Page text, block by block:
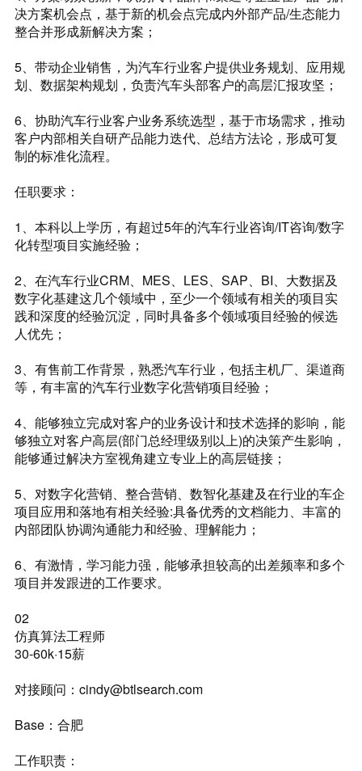
决方案机会点，基于新的机会点完成内外部产品/生态能力
整合并形成新解决方案；
5、带动企业销售，为汽车行业客户提供业务规划、应用规
划、数据架构规划，负责汽车头部客户的高层汇报攻坚；
6、协助汽车行业客户业务系统选型，基于市场需求，推动
客户内部相关自研产品能力迭代、总结方法论，形成可复
制的标准化流程。
任职要求：
1、本科以上学历，有超过5年的汽车行业咨询/IT咨询/数字
化转型项目实施经验；
2、在汽车行业CRM、MES、LES、SAP、BI、大数据及
数字化基建这几个领域中，至少一个领域有相关的项目实
践和深度的经验沉淀，同时具备多个领域项目经验的候选
人优先；
3、有售前工作背景，熟悉汽车行业，包括主机厂、渠道商
等，有丰富的汽车行业数字化营销项目经验；
4、能够独立完成对客户的业务设计和技术选择的影响，能
够独立对客户高层(部门总经理级别以上)的决策产生影响，
能够通过解决方室视角建立专业上的高层链接；
5、对数字化营销、整合营销、数智化基建及在行业的车企
项目应用和落地有相关经验:具备优秀的文档能力、丰富的
内部团队协调沟通能力和经验、理解能力；
6、有激情，学习能力强，能够承担较高的出差频率和多个
项目并发跟进的工作要求。
02
仿真算法工程师
30-60k·15薪
对接顾问：cindy@btlsearch.com
Base：合肥
工作职责：